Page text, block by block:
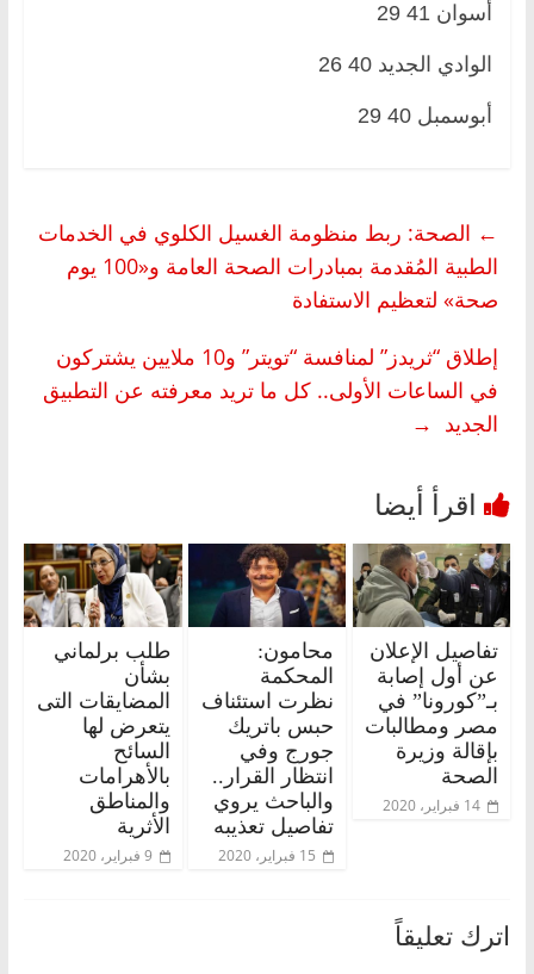
أسوان 41 29
الوادي الجديد 40 26
أبوسمبل 40 29
← الصحة: ربط منظومة الغسيل الكلوي في الخدمات
الطبية المُقدمة بمبادرات الصحة العامة و«100 يوم
صحة» لتعظيم الاستفادة
إطلاق “ثريدز” لمنافسة “تويتر” و10 ملايين يشتركون
في الساعات الأولى.. كل ما تريد معرفته عن التطبيق
الجديد →
تفاصيل الإعلان
عن أول إصابة
بـ”كورونا” في
مصر ومطالبات
بإقالة وزيرة
الصحة
14 فبراير، 2020
محامون:
المحكمة
نظرت استئناف
حبس باتريك
جورج وفي
انتظار القرار..
والباحث يروي
تفاصيل تعذيبه
15 فبراير، 2020
طلب برلماني
بشأن
المضايقات التى
يتعرض لها
السائح
بالأهرامات
والمناطق
الأثرية
9 فبراير، 2020
اترك تعليقاً